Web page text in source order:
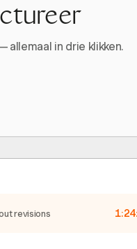
allemaal in drie klikken.
revisions